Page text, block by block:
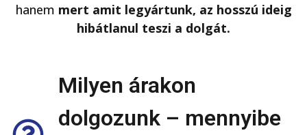
hanem mert amit legyártunk, az hosszú ideig
hibátlanul teszi a dolgát.
Milyen árakon
dolgozunk – mennyibe